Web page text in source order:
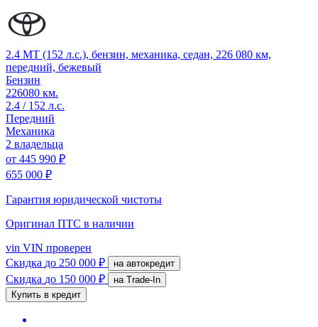
2.4 MT (152 л.с.), бензин, механика, седан, 226 080 км,
передний, бежевый
Бензин
226080 км.
2.4 / 152 л.с.
Передний
Механика
2 владельца
от 445 990 ₽
655 000 ₽
Гарантия юридической чистоты
Оригинал ПТС в наличии
vin VIN проверен
Скидка до 250 000 ₽ на автокредит
Скидка до 150 000 ₽
на Trade-In
Купить в кредит